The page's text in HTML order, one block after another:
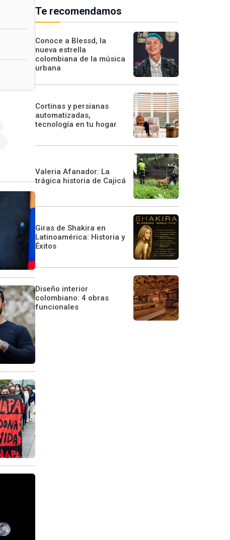
Te recomendamos
Conoce a Blessd, la
nueva estrella
colombiana de la música
urbana
Cortinas y persianas
automatizadas,
tecnología en tu hogar
Valeria Afanador: La
trágica historia de Cajicá
Giras de Shakira en
Latinoamérica: Historia y
Éxitos
Diseño interior
colombiano: 4 obras
funcionales